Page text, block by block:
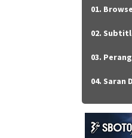
01.
02.
03.
04. Saran